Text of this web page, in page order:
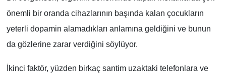
önemli bir oranda cihazlarının başında kalan çocukların
yeterli dopamin alamadıkları anlamına geldiğini ve bunun
da gözlerine zarar verdiğini söylüyor.
İkinci faktör, yüzden birkaç santim uzaktaki telefonlara ve